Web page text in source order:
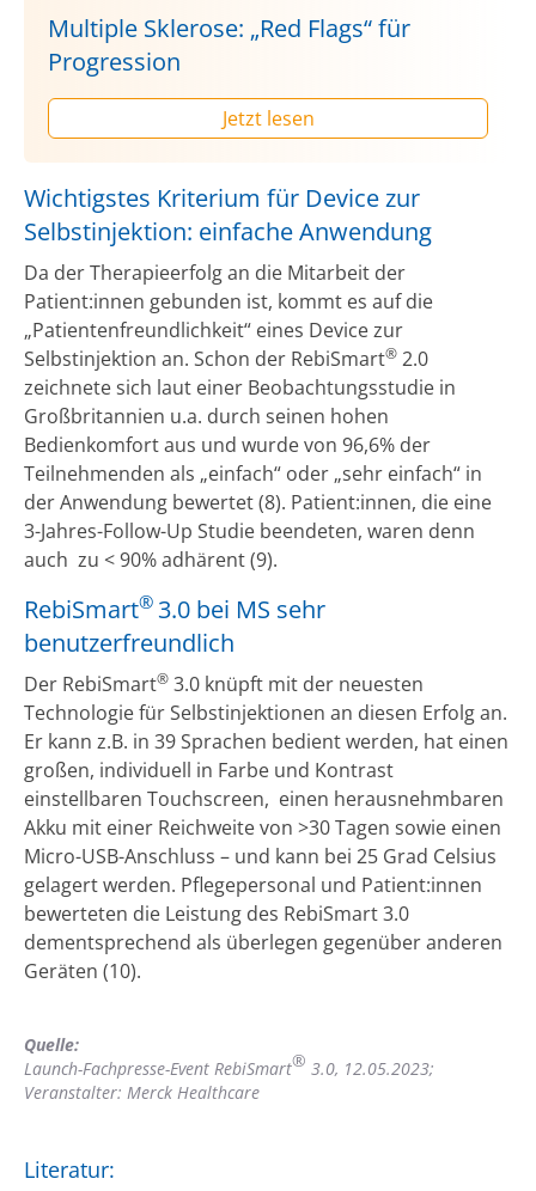
Multiple Sklerose: „Red Flags“ für
Progression
Jetzt lesen
Wichtigstes Kriterium für Device zur
Selbstinjektion: einfache Anwendung
Da der Therapieerfolg an die Mitarbeit der
Patient:innen gebunden ist, kommt es auf die
„Patientenfreundlichkeit“ eines Device zur
Selbstinjektion an. Schon der RebiSmart® 2.0
zeichnete sich laut einer Beobachtungsstudie in
Großbritannien u.a. durch seinen hohen
Bedienkomfort aus und wurde von 96,6% der
Teilnehmenden als „einfach“ oder „sehr einfach“ in
der Anwendung bewertet (8). Patient:innen, die eine
3-Jahres-Follow-Up Studie beendeten, waren denn
auch zu < 90% adhärent (9).
RebiSmart® 3.0 bei MS sehr
benutzerfreundlich
Der RebiSmart® 3.0 knüpft mit der neuesten
Technologie für Selbstinjektionen an diesen Erfolg an.
Er kann z.B. in 39 Sprachen bedient werden, hat einen
großen, individuell in Farbe und Kontrast
einstellbaren Touchscreen, einen herausnehmbaren
Akku mit einer Reichweite von >30 Tagen sowie einen
Micro-USB-Anschluss – und kann bei 25 Grad Celsius
gelagert werden. Pflegepersonal und Patient:innen
bewerteten die Leistung des RebiSmart 3.0
dementsprechend als überlegen gegenüber anderen
Geräten (10).
Quelle:
Launch-Fachpresse-Event RebiSmart® 3.0, 12.05.2023;
Veranstalter: Merck Healthcare
Literatur: